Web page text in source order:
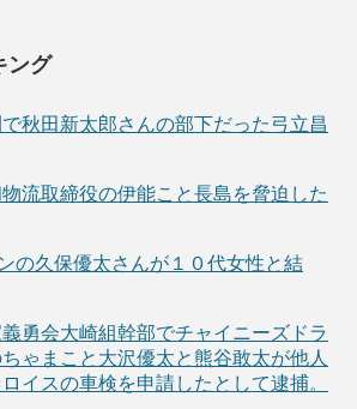
ング
秋田新太郎さんの部下だった弓立昌
流取締役の伊能こと長島を脅迫した
の久保優太さんが１０代女性と結
勇会大崎組幹部でチャイニーズドラ
ゃまこと大沢優太と熊谷敢太が他人
イスの車検を申請したとして逮捕。